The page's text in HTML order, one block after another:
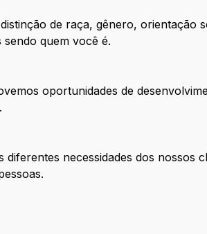
de raça, gênero, orientação
quem você é.
oportunidades de
necessidades dos nossos